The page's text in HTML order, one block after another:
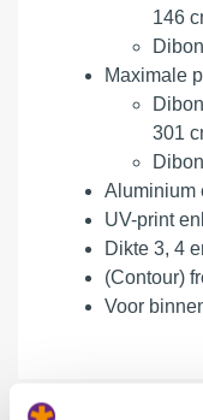
146
Maximale
301
Aluminium
UV-print
Dikte 3, 4
(Contour)
Voor